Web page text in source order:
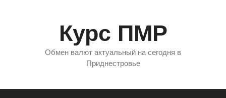
Курс ПМР
Обмен валют актуальный на сегодня в
Приднестровье